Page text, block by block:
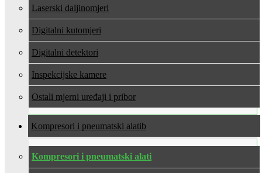
Laserski daljinomjeri
Digitalni kutomjeri
Digitalni detektori
Inspekcijske kamere
Ostali mjerni uređaji i pribor
Kompresori i pneumatski alati
Kompresori i pneumatski alati